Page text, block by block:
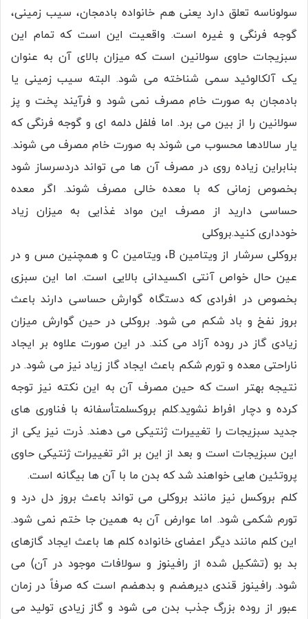
سولوناسه تعلق دارد یعنی هم خانواده بادمجان، سیب زمینی،
گوجه فرنگی و غیره است. واقعیت این است که تمام این
سبزیجات حاوی سولانین است که میزان بالای آن به عنوان
یک آلکالوئید سمی شناخته می شود. البته سیب زمینی یا
بادمجان به صورت خام مصرف نمی شود و فرآیند پخت و پز
سولانین را از بین می برد. اما فلفل دلمه ای و گوجه فرنگی که
یار سالادها محسوب می شوند به صورت خام مصرف می شوند.
بنابراین زیاده روی در مصرف آن ها می تواند دردسرساز شود
بخصوص زمانی که با معده خالی مصرف شوند. اگر معده
حساسی دارید از مصرف این مواد غذایی به میزان زیاد
خودداری کنید.بروکلی
بروکلی سرشار از ویتامین B، ویتامین C و همچنین مس و در
عین حال خواص آنتی اکسیدانی بالایی است. اما این سبزی
بخصوص در افرادی که دستگاه گوارش حساسی دارند باعث
بروز نفخ و باد شکم می شود. بروکلی در حین گوارش میزان
زیادی گاز در روده آزاد می کند. در این صورت علاوه بر ایجاد
ناراحتی معده و تورم شکم باعث ایجاد گاز زیاد نیز می شود. در
نتیجه بهتر است که حین مصرف آن به این نکته نیز توجه
کرده و دچار افراط نشوید.کلم بروکسلمتأسفانه با فناوری های
جدید سبزیجات را تغییرات ژنتیکی می دهند. ذرت نیز یکی از
این سبزیجات است و بعد از این بر اثر تغییرات ژنتیکی حاوی
پروتئین هایی خواهند شد که بدن ما با آن ها بیگانه است.
کلم بروکسل نیز مانند بروکلی می تواند باعث بروز دل درد و
تورم شکمی شود. اما عوارض آن به همین جا ختم نمی شود.
این کلم مانند دیگر اعضای خانواده کلم ها باعث ایجاد گازهای
بد بو (تشکیل شده از رافینوز و سولافات موجود در آن) می
شود. رافینوز قندی دیرهضم و بدهضم است که صرفاً در زمان
عبور از روده بزرگ جذب بدن می شود و گاز زیادی تولید می